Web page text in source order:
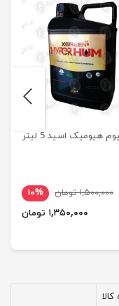
هیومیک اسید 5 لیتر
۱,۵۰۰,۰۰۰ تومان
۱۰%
۱,۳۵۰,۰۰۰ تومان
کالا